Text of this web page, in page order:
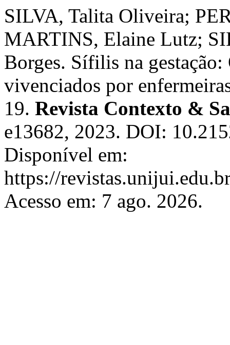
SILVA, Talita Oliveira;
MARTINS, Elaine Lutz;
Borges. Sífilis na gestação:
vivenciados por
19. Revista Contexto &
e13682, 2023. DOI:
Disponível em:
https://
Acesso em: 7 ago. 2026.